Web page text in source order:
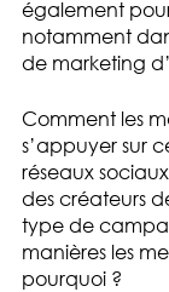
également
notamment
de marketing
Comment les
s’appuyer sur
réseaux
des créateurs
type de
manières les
pourquoi ?